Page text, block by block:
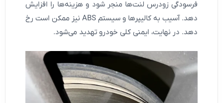
فرسودگی زودرس لنت‌ها منجر شود و هزینه‌ها را افزایش
دهد. آسیب به کالیپرها و سیستم ABS نیز ممکن است رخ
دهد. در نهایت، ایمنی کلی خودرو تهدید می‌شود.